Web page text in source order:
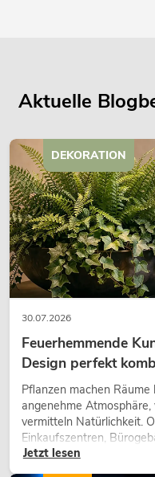
Aktuelle
30.07.2026
Feuerhemmende
Design perfekt
Pflanzen machen
angenehme
vermitteln Natürlichkeit.
Einkaufszentren,
eine hochwertige
Jetzt lesen
DEKORATION